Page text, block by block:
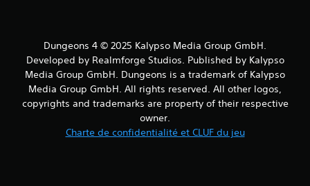
Dungeons 4 © 2025 Kalypso Media Group GmbH.
Developed by Realmforge Studios. Published by Kalypso
Media Group GmbH. Dungeons is a trademark of Kalypso
Media Group GmbH. All rights reserved. All other logos,
copyrights and trademarks are property of their respective
owner.
Charte de confidentialité et CLUF du jeu